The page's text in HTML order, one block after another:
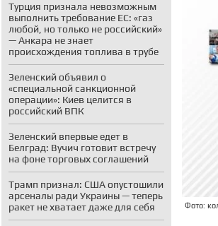
Турция признала невозможным
выполнить требование ЕС: «газ
любой, но только не российский»
— Анкара не знает
происхождения топлива в трубе
Зеленский объявил о
«специальной санкционной
операции»: Киев целится в
российский ВПК
Зеленский впервые едет в
Белград: Вучич готовит встречу
на фоне торговых соглашений
Трамп признал: США опустошили
арсеналы ради Украины — теперь
ракет не хватает даже для себя
Фото: